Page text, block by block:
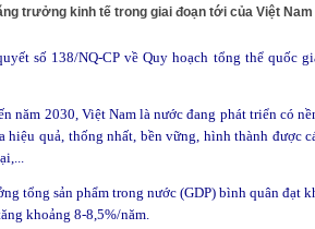
trưởng kinh tế trong giai đoạn tới của Việt
số 138/NQ-CP về Quy hoạch tổng thể quốc
năm 2030, Việt Nam là nước đang phát triển có
hiệu quả, thống nhất, bền vững, hình thành được
tổng sản phẩm trong nước (GDP) bình quân
khoảng 8-8,5%/năm.